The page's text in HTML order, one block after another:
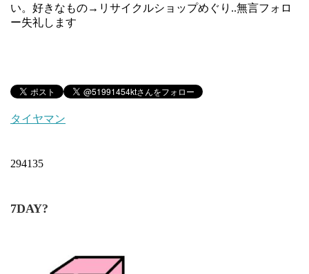
い。好きなもの→リサイクルショップめぐり..無言フォロ
ー失礼します
タイヤマン
294135
7DAY?